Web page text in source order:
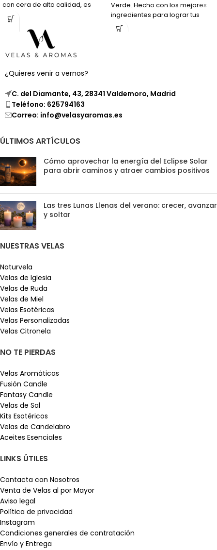
con cera de alta calidad, es
perfecto para tus peticiones
más importantes.
Verde. Hecho con los mejores
ingredientes para lograr tus
objetivos.
¿Quieres venir a vernos?
C. del Diamante, 43, 28341 Valdemoro, Madrid
Teléfono: 625794163
Correo: info@velasyaromas.es
ÚLTIMOS ARTÍCULOS
Cómo aprovechar la energía del Eclipse Solar
para abrir caminos y atraer cambios positivos
Las tres Lunas Llenas del verano: crecer, avanzar
y soltar
NUESTRAS VELAS
Naturvela
Velas de Iglesia
Velas de Ruda
Velas de Miel
Velas Esotéricas
Velas Personalizadas
Velas Citronela
NO TE PIERDAS
Velas Aromáticas
Fusión Candle
Fantasy Candle
Velas de Sal
Kits Esotéricos
Velas de Candelabro
Aceites Esenciales
LINKS ÚTILES
Contacta con Nosotros
Venta de Velas al por Mayor
Aviso legal
Política de privacidad
Instagram
Condiciones generales de contratación
Envío y Entrega